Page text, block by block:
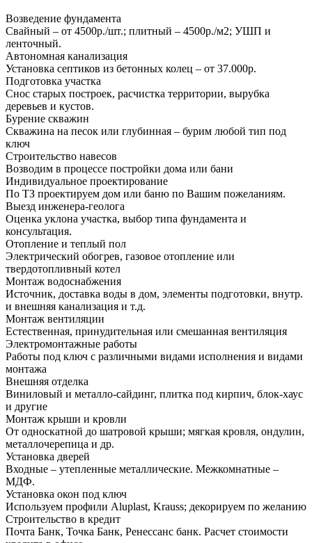
Возведение фундамента
Свайный – от 4500р./шт.; плитный – 4500р./м2; УШП и
ленточный.
Автономная канализация
Установка септиков из бетонных колец – от 37.000р.
Подготовка участка
Снос старых построек, расчистка территории, вырубка
деревьев и кустов.
Бурение скважин
Скважина на песок или глубинная – бурим любой тип под
ключ
Строительство навесов
Возводим в процессе постройки дома или бани
Индивидуальное проектирование
По ТЗ проектируем дом или баню по Вашим пожеланиям.
Выезд инженера-геолога
Оценка уклона участка, выбор типа фундамента и
консультация.
Отопление и теплый пол
Электрический обогрев, газовое отопление или
твердотопливный котел
Монтаж водоснабжения
Источник, доставка воды в дом, элементы подготовки, внутр.
и внешняя канализация и т.д.
Монтаж вентиляции
Естественная, принудительная или смешанная вентиляция
Электромонтажные работы
Работы под ключ с различными видами исполнения и видами
монтажа
Внешняя отделка
Виниловый и металло-сайдинг, плитка под кирпич, блок-хаус
и другие
Монтаж крыши и кровли
От односкатной до шатровой крыши; мягкая кровля, ондулин,
металлочерепица и др.
Установка дверей
Входные – утепленные металлические. Межкомнатные –
МДФ.
Установка окон под ключ
Используем профили Aluplast, Krauss; декорируем по желанию
Строительство в кредит
Почта Банк, Точка Банк, Ренессанс банк. Расчет стоимости